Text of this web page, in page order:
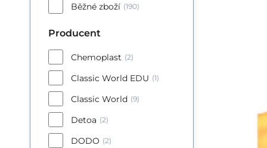
Běžné zboží (190)
Producent
Chemoplast (2)
Classic World EDU (1)
Classic World (9)
Detoa (2)
DODO (2)